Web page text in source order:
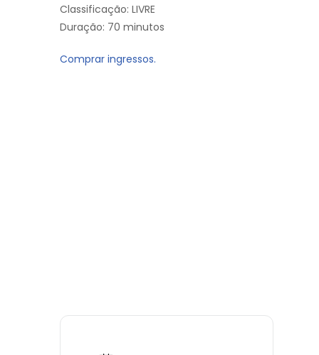
Classificação: LIVRE
Duração: 70 minutos
Comprar ingressos.